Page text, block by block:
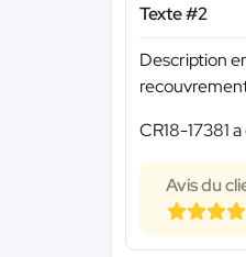
Texte #2
Description
CR18-17381
Avis du